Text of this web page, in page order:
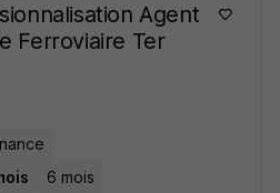
Agent
Ferroviaire Ter
6 mois